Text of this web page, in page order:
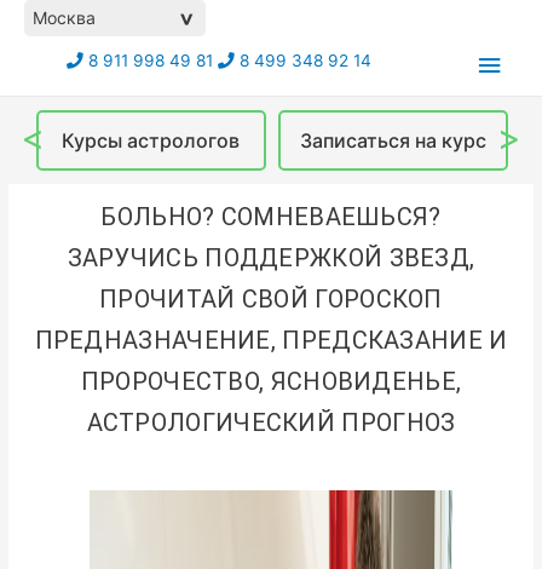
Москва >
8 911 998 49 81 8 499 348 92 14
< Курсы астрологов Записаться на курс >
БОЛЬНО? СОМНЕВАЕШЬСЯ?
ЗАРУЧИСЬ ПОДДЕРЖКОЙ ЗВЕЗД,
ПРОЧИТАЙ СВОЙ ГОРОСКОП
ПРЕДНАЗНАЧЕНИЕ, ПРЕДСКАЗАНИЕ И
ПРОРОЧЕСТВО, ЯСНОВИДЕНЬЕ,
АСТРОЛОГИЧЕСКИЙ ПРОГНОЗ